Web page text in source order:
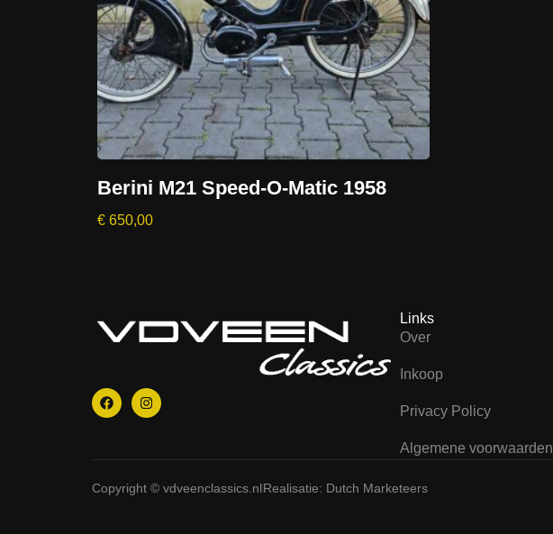
Berini M21 Speed-O-Matic 1958
€650,00
Links
Over
Inkoop
Privacy Policy
Algemene voorwaarden
Copyright © vdveenclassics.nlRealisatie: Dutch Marketeers